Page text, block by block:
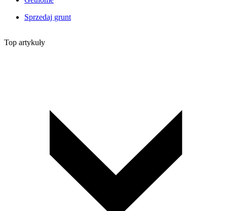
Sprzedaj grunt
Top artykuły